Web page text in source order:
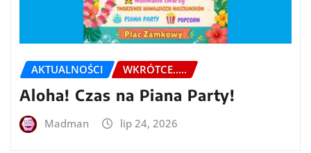
AKTUALNOŚCI WKRÓTCE.....
Aloha! Czas na Piana Party!
Madman lip 24, 2026